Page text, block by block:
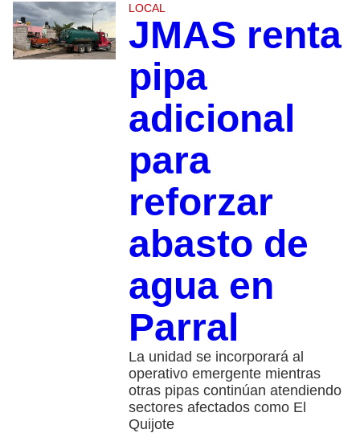
LOCAL
JMAS renta
pipa
adicional
para
reforzar
abasto de
agua en
Parral
La unidad se incorporará al
operativo emergente mientras
otras pipas continúan atendiendo
sectores afectados como El
Quijote